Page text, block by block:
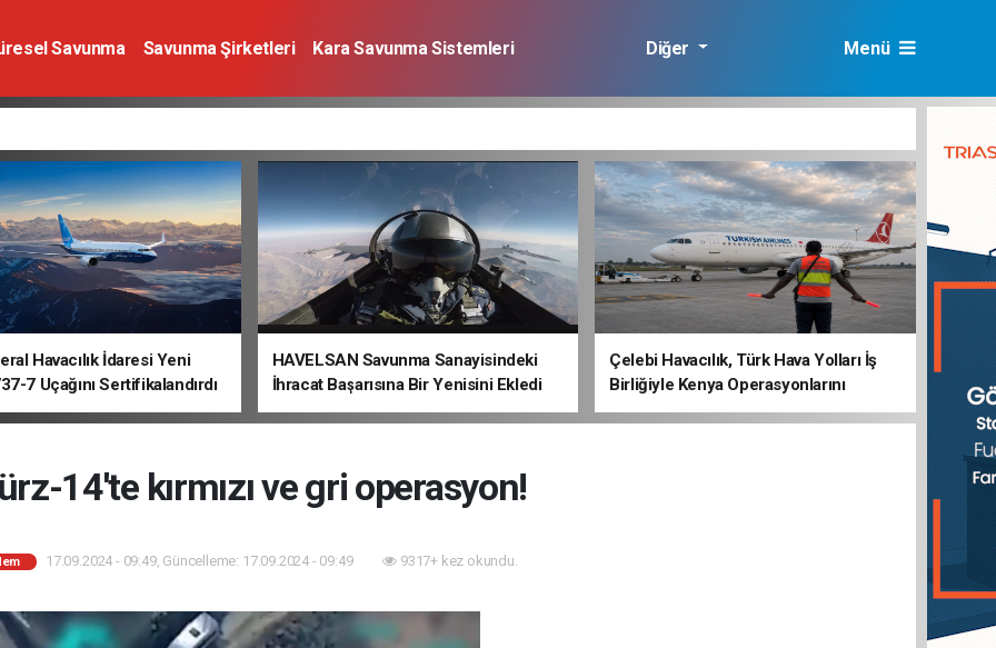
Savunma Savunma Şirketleri
Kara Savunma Sistemleri
Diğer Menü
Havacılık İdaresi Yeni
7 Uçağını Sertifikalandırdı
HAVELSAN Savunma Sanayisindeki
İhracat Başarısına Bir Yenisini Ekledi
Çelebi Havacılık, Türk Hava Yolları İş
Birliğiyle Kenya Operasyonlarını
Güçlendiriyor
14'te kırmızı ve gri operasyon!
17.09.2024 - 09:49, Güncelleme: 17.09.2024 - 09:49 9317+ kez okundu.